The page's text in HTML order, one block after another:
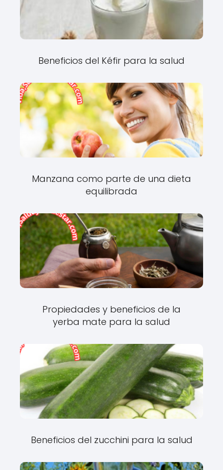
Beneficios del Kéfir para la salud
Manzana como parte de una dieta
equilibrada
Propiedades y beneficios de la
yerba mate para la salud
Beneficios del zucchini para la salud